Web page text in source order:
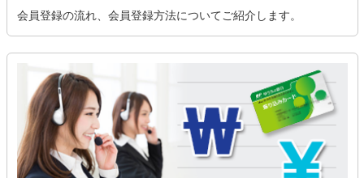
会員登録の流れ、会員登録方法についてご紹介します。